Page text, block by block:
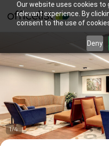
Our website uses cookies to
relevant experience. By
consent to the use of
Deny
1/4